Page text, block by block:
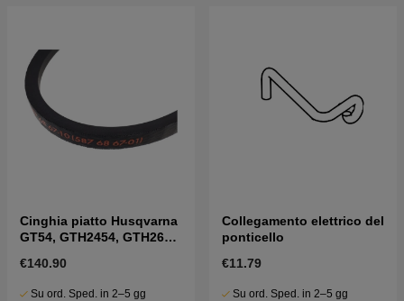
Cinghia piatto Husqvarna
GT54, GTH2454, GTH260,
€140.90
Su ord. Sped. in 2–5 gg
Collegamento elettrico del
ponticello
€11.79
Su ord. Sped. in 2–5 gg